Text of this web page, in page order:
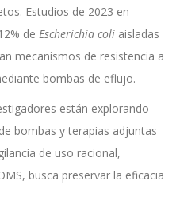
Estudios de 2023 en
de Escherichia coli aisladas
mecanismos de resistencia a
bombas de eflujo.
están explorando
bombas y terapias adjuntas
de uso racional,
busca preservar la eficacia